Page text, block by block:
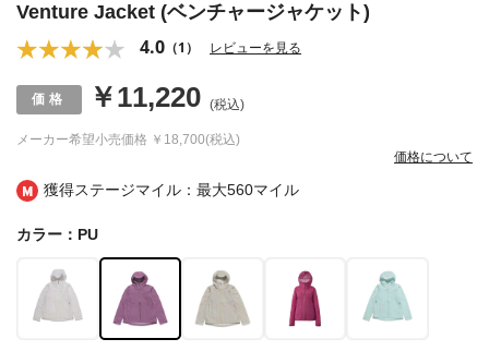
獲得ステージマイル：最大560マイル
Venture Jacket (ベンチャージャケット)
4.0 （1） レビューを見る
メーカー希望小売価格 ￥18,700(税込)
￥11,220 (税込)
価格について
カラー：PU